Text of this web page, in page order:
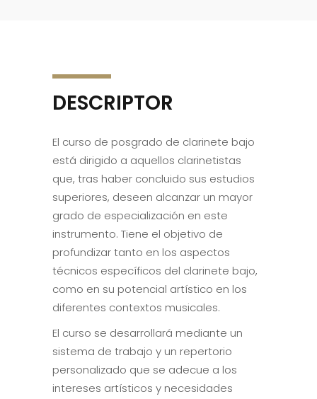
DESCRIPTOR
El curso de posgrado de clarinete bajo
está dirigido a aquellos clarinetistas
que, tras haber concluido sus estudios
superiores, deseen alcanzar un mayor
grado de especialización en este
instrumento. Tiene el objetivo de
profundizar tanto en los aspectos
técnicos específicos del clarinete bajo,
como en su potencial artístico en los
diferentes contextos musicales.
El curso se desarrollará mediante un
sistema de trabajo y un repertorio
personalizado que se adecue a los
intereses artísticos y necesidades